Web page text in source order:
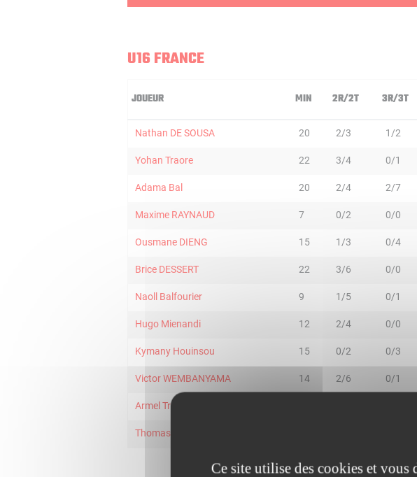
U16 FRANCE
JOUEUR MIN 2R/2T 3R/3T
Nathan DE SOUSA 20 2/3 1/2
Yohan Traore 22 3/4 0/1
Adama Bal 20 2/4 2/7
Maxime RAYNAUD 7 0/2 0/0
Ousmane DIENG 15 1/3 0/4
Brice DESSERT 22 3/6 0/0
Naoll Balfourier 9 1/5 0/1
Hugo Mienandi 12 2/4 0/0
Kymany Houinsou 15 0/2 0/3
Victor WEMBANYAMA 14 2/6 0/1
Armel Traore
Thomas Llaury
Ce site utilise des cookies et